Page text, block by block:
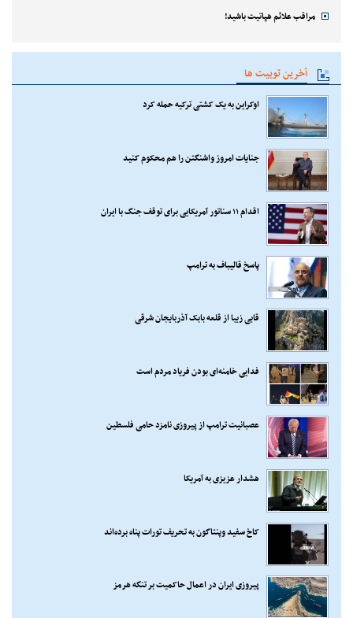
مراقب علائم هپاتیت باشید!
آخرین توییت ها
اوکراین به یک کشتی ترکیه حمله کرد
جنایات امروز واشنگتن را هم محکوم کنید
اقدام ۱۱ سناتور آمریکایی برای توقف جنگ با ایران
پاسخ قالیباف به ترامپ
قابی زیبا از قلعه بابک آذربایجان شرقی
فدایی خامنه‌ای بودن فریاد مردم است
عصبانیت ترامپ از پیروزی نامزد حامی فلسطین
هشدار عزیزی به آمریکا
کاخ سفید وپنتاگون به تحریف تورات پناه برده‌اند
پیروزی ایران در اعمال حاکمیت بر تنگه هرمز